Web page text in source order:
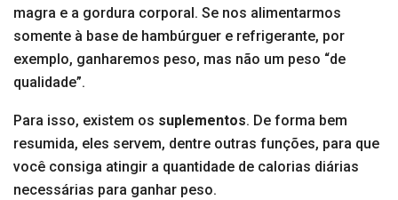
magra e a gordura corporal. Se nos alimentarmos
somente à base de hambúrguer e refrigerante, por
exemplo, ganharemos peso, mas não um peso “de
qualidade”.
Para isso, existem os suplementos. De forma bem
resumida, eles servem, dentre outras funções, para que
você consiga atingir a quantidade de calorias diárias
necessárias para ganhar peso.